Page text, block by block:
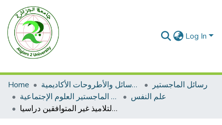
Log In
Home الرسائل والأطروحات الأكاديمية
رسائل الماجستير
رسائل الماجستير العلوم الإجتماعية
علم النفس
مركز التحكم و تحمل الضغوط لدى تلاميذ مستوى الثالثة ثانوي المتفوافقين مقارنة بالتلاميذ غير المتوافقين دراسيا